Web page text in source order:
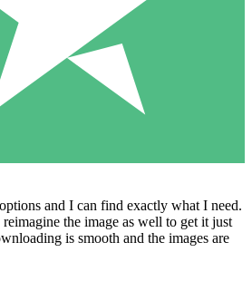
and I can find exactly what I need.
the image as well to get it just
is smooth and the images are